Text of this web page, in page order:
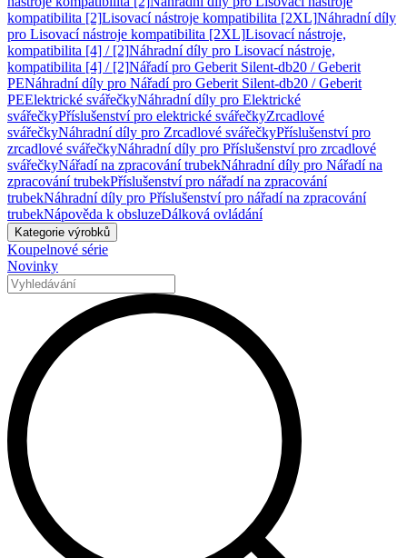
kompatibilita [2]Lisovací nástroje kompatibilita [2XL]Náhradní díly
pro Lisovací nástroje kompatibilita [2XL]Lisovací nástroje,
kompatibilita [4] / [2]Náhradní díly pro Lisovací nástroje,
kompatibilita [4] / [2]Nářadí pro Geberit Silent-db20 / Geberit
PENáhradní díly pro Nářadí pro Geberit Silent-db20 / Geberit
PEElektrické svářečkyNáhradní díly pro Elektrické
svářečkyPříslušenství pro elektrické svářečkyZrcadlové
svářečkyNáhradní díly pro Zrcadlové svářečkyPříslušenství pro
zrcadlové svářečkyNáhradní díly pro Příslušenství pro zrcadlové
svářečkyNářadí na zpracování trubekNáhradní díly pro Nářadí na
zpracování trubekPříslušenství pro nářadí na zpracování
trubekNáhradní díly pro Příslušenství pro nářadí na zpracování
trubekNápověda k obsluzeDálková ovládání
Kategorie výrobků
Koupelnové série
Novinky